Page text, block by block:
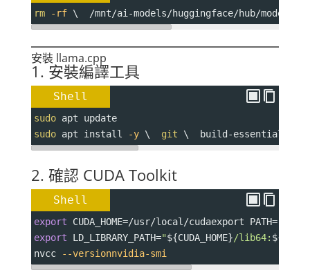
rm -rf \  /mnt/ai-models/huggingface/hub/models--
安裝 llama.cpp
1. 安裝編譯工具
Shell
sudo apt update
sudo apt install -y \ git \  build-essential \
2. 確認 CUDA Toolkit
Shell
export CUDA_HOME=/usr/local/cudaexport PATH="
export
LD_LIBRARY_PATH="${CUDA_HOME}/lib64:
nvcc
--versionnvidia-smi